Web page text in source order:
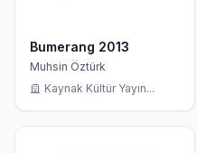
Bumerang 2013
Muhsin Öztürk
Kaynak Kültür Yayın...